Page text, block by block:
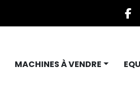
MACHINES À VENDRE